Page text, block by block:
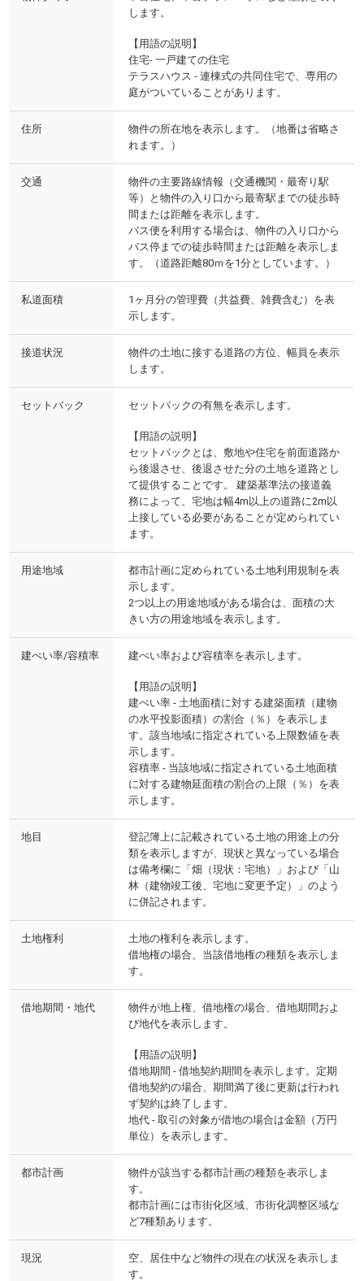
します。
【用語の説明】
住宅- 一戸建ての住宅
テラスハウス - 連棟式の共同住宅で、専用の
庭がついていることがあります。
住所
物件の所在地を表示します。（地番は省略さ
れます。）
交通
物件の主要路線情報（交通機関・最寄り駅
等）と物件の入り口から最寄駅までの徒歩時
間または距離を表示します。
バス便を利用する場合は、物件の入り口から
バス停までの徒歩時間または距離を表示しま
す。（道路距離80ｍを1分としています。）
私道面積
1ヶ月分の管理費（共益費、雑費含む）を表
示します。
接道状況
物件の土地に接する道路の方位、幅員を表示
します。
セットバック セットバックの有無を表示します。
【用語の説明】
セットバックとは、敷地や住宅を前面道路か
ら後退させ、後退させた分の土地を道路とし
て提供することです。 建築基準法の接道義
務によって、宅地は幅4m以上の道路に2m以
上接している必要があることが定められてい
ます。
用途地域
都市計画に定められている土地利用規制を表
示します。
2つ以上の用途地域がある場合は、面積の大
きい方の用途地域を表示します。
建ぺい率/容積率 建ぺい率および容積率を表示します。
【用語の説明】
建ぺい率 - 土地面積に対する建築面積（建物
の水平投影面積）の割合（％）を表示しま
す。該当地域に指定されている上限数値を表
示します。
容積率 - 当該地域に指定されている土地面積
に対する建物延面積の割合の上限（％）を表
示します。
地目
登記簿上に記載されている土地の用途上の分
類を表示しますが、現状と異なっている場合
は備考欄に「畑（現状：宅地）」および「山
林（建物竣工後、宅地に変更予定）」のよう
に併記されます。
土地権利
土地の権利を表示します。
借地権の場合、当該借地権の種類を表示しま
す。
借地期間・地代
物件が地上権、借地権の場合、借地期間およ
び地代を表示します。
【用語の説明】
借地期間 - 借地契約期間を表示します。定期
借地契約の場合、期間満了後に更新は行われ
ず契約は終了します。
地代 - 取引の対象が借地の場合は金額（万円
単位）を表示します。
都市計画
物件が該当する都市計画の種類を表示しま
す。
都市計画には市街化区域、市街化調整区域な
ど7種類あります。
現況
空、居住中など物件の現在の状況を表示しま
す。